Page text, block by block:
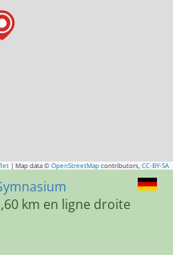
| Map data © OpenStreetMap contributors, CC-BY-SA
km en ligne droite